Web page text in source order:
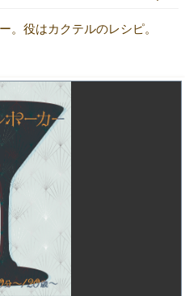
。役はカクテルのレシピ。